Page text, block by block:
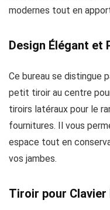
modernes tout en
Design Élégant et
Ce bureau se distingue
petit tiroir au centre
tiroirs latéraux pour le
fournitures. Il vous
espace tout en
vos jambes.
Tiroir pour Clavier